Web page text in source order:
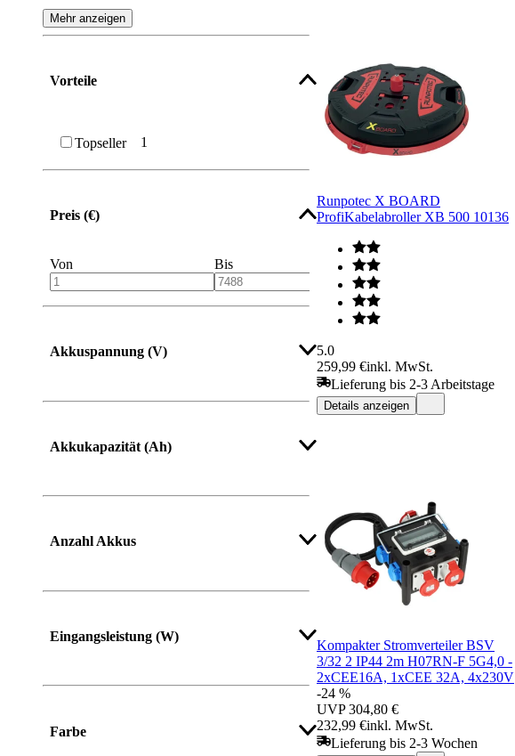
Mehr anzeigen
Vorteile
Topseller 1
Preis (€)
Von Bis
Akkuspannung (V)
Akkukapazität (Ah)
Anzahl Akkus
Eingangsleistung (W)
Farbe
Runpotec X BOARD
ProfiKabelabroller XB 500 10136
5.0
259,99 €inkl. MwSt.
Lieferung bis 2-3 Arbeitstage
Details anzeigen
Kompakter Stromverteiler BSV
3/32 2 IP44 2m H07RN-F 5G4,0 -
2xCEE16A, 1xCEE 32A, 4x230V
-24 %
UVP 304,80 €
232,99 €inkl. MwSt.
Lieferung bis 2-3 Wochen